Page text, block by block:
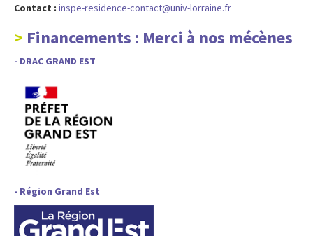
Contact : inspe-residence-contact@univ-lorraine.fr
Financements : Merci à nos mécènes
- DRAC GRAND EST
- Région Grand Est